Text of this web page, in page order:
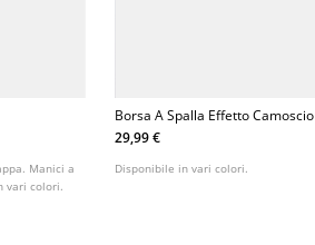
Manici a
vari colori.
Borsa A Spalla Effetto Camoscio
29,99 €
Disponibile in vari colori.